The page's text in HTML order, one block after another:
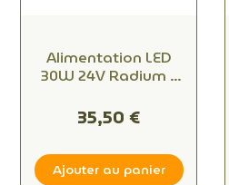
Alimentation LED
30W 24V Radium –
Idéale pour petites
longueurs
35,50 €
Ajouter au panier